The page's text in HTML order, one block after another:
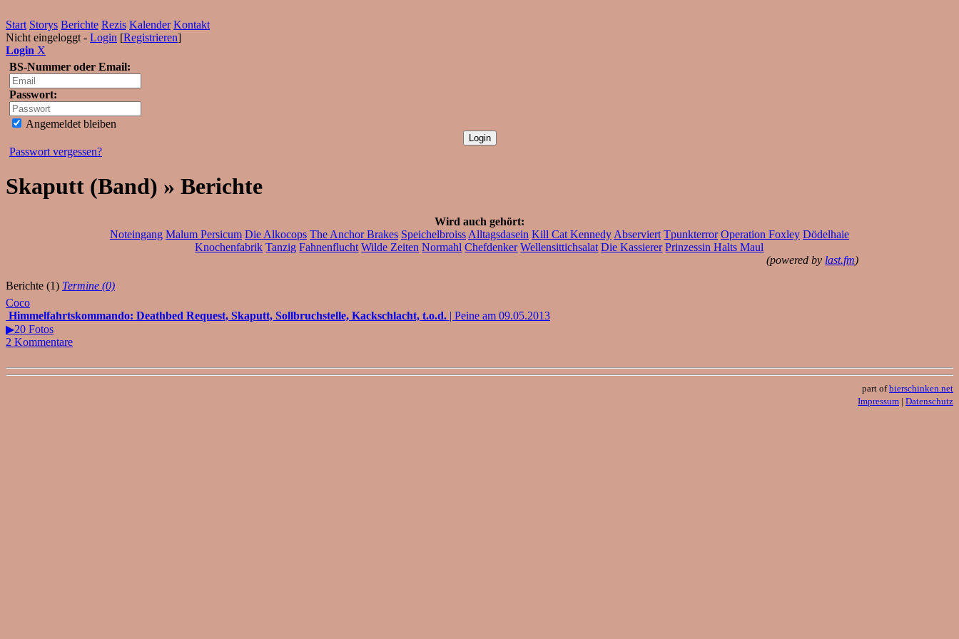
Start Storys Berichte Rezis Kalender Kontakt
Nicht eingeloggt - Login [Registrieren]
Login X
BS-Nummer oder Email:
Passwort:
Angemeldet bleiben
Passwort vergessen?
Skaputt (Band) » Berichte
Wird auch gehört:
Noteingang Malum Persicum Die Alkocops The Anchor Brakes Speichelbroiss Alltagsdasein Kill Cat Kennedy Abserviert Tpunkterror Operation Foxley Dödelhaie
Knochenfabrik Tanzig Fahnenflucht Wilde Zeiten Normahl Chefdenker Wellensittichsalat Die Kassierer Prinzessin Halts Maul
(powered by last.fm)
Berichte (1) Termine (0)
Coco
Himmelfahrtskommando: Deathbed Request, Skaputt, Sollbruchstelle, Kackschlacht, t.o.d. | Peine am 09.05.2013
▶20 Fotos
2 Kommentare
part ofbierschinken.net
Impressum | Datenschutz